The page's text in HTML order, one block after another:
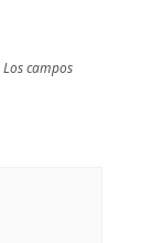
Los campos